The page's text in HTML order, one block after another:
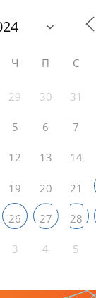
Ч П С
29 30 31
5 6 7
12 13 14
19 20 21
26 27 28
3 4 5